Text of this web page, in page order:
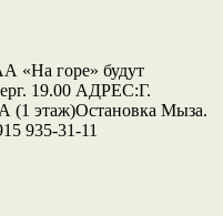
горе» будут
19.00 АДРЕС:Г.
(1 этаж)Остановка Мыза.
935-31-11